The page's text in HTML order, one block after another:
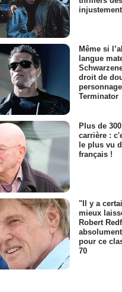
Même si
langue
droit de
Terminator
Plus de
carrière :
le plus vu
français !
"Il y a
mieux
Robert
pour ce
70